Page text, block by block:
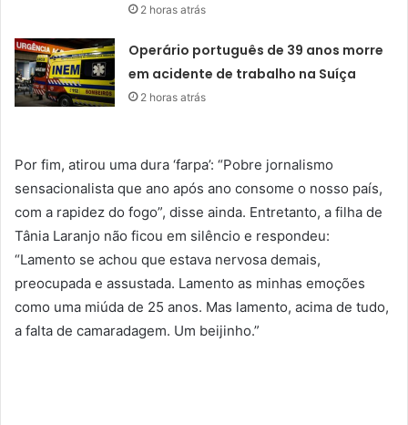
2 horas atrás
Operário português de 39 anos morre
em acidente de trabalho na Suíça
2 horas atrás
Por fim, atirou uma dura ‘farpa’: “Pobre jornalismo
sensacionalista que ano após ano consome o nosso país,
com a rapidez do fogo”, disse ainda. Entretanto, a filha de
Tânia Laranjo não ficou em silêncio e respondeu:
“Lamento se achou que estava nervosa demais,
preocupada e assustada. Lamento as minhas emoções
como uma miúda de 25 anos. Mas lamento, acima de tudo,
a falta de camaradagem. Um beijinho.”